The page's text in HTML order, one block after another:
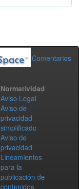
Comentarios
Normatividad
Aviso Legal
Aviso de
privacidad
simplificado
Aviso de
privacidad
Lineamientos
para la
publicación de
contenidos